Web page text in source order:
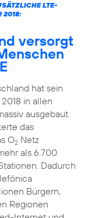
LTE-
2018:
versorgt
hat sein
in allen
ausgebaut.
das
O2Netz
als 6.700
Dadurch
Bürgern,
Regionen